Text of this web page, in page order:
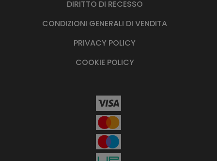
DIRITTO DI RECESSO
CONDIZIONI GENERALI DI VENDITA
PRIVACY POLICY
COOKIE POLICY